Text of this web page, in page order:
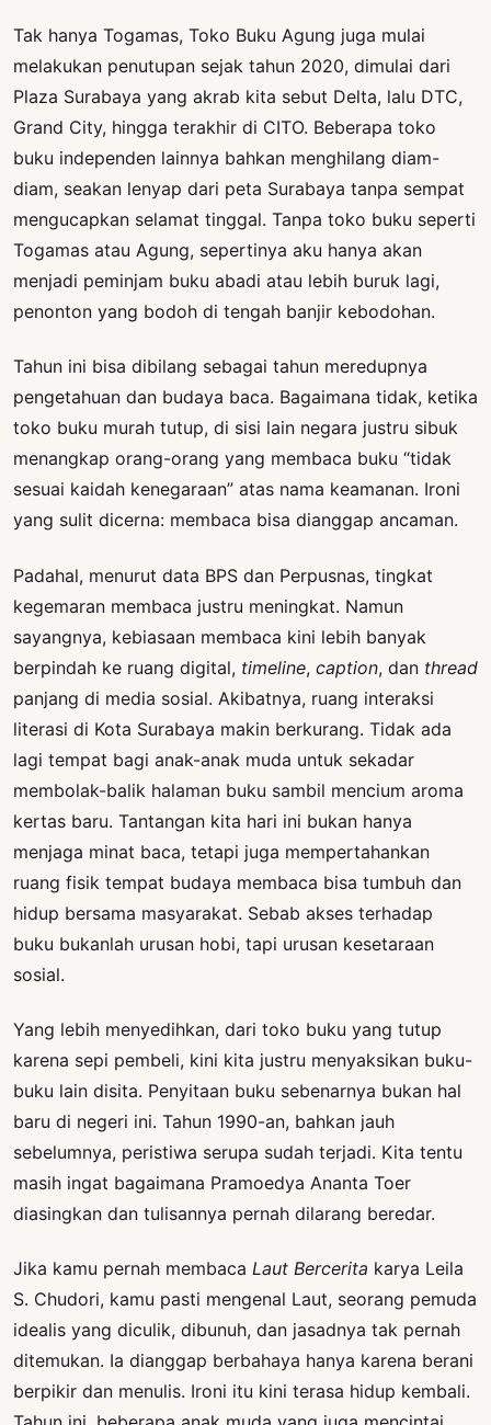
Tak hanya Togamas, Toko Buku Agung juga mulai
melakukan penutupan sejak tahun 2020, dimulai dari
Plaza Surabaya yang akrab kita sebut Delta, lalu DTC,
Grand City, hingga terakhir di CITO. Beberapa toko
buku independen lainnya bahkan menghilang diam-
diam, seakan lenyap dari peta Surabaya tanpa sempat
mengucapkan selamat tinggal. Tanpa toko buku seperti
Togamas atau Agung, sepertinya aku hanya akan
menjadi peminjam buku abadi atau lebih buruk lagi,
penonton yang bodoh di tengah banjir kebodohan.
Tahun ini bisa dibilang sebagai tahun meredupnya
pengetahuan dan budaya baca. Bagaimana tidak, ketika
toko buku murah tutup, di sisi lain negara justru sibuk
menangkap orang-orang yang membaca buku “tidak
sesuai kaidah kenegaraan” atas nama keamanan. Ironi
yang sulit dicerna: membaca bisa dianggap ancaman.
Padahal, menurut data BPS dan Perpusnas, tingkat
kegemaran membaca justru meningkat. Namun
sayangnya, kebiasaan membaca kini lebih banyak
berpindah ke ruang digital, timeline, caption, dan thread
panjang di media sosial. Akibatnya, ruang interaksi
literasi di Kota Surabaya makin berkurang. Tidak ada
lagi tempat bagi anak-anak muda untuk sekadar
membolak-balik halaman buku sambil mencium aroma
kertas baru. Tantangan kita hari ini bukan hanya
menjaga minat baca, tetapi juga mempertahankan
ruang fisik tempat budaya membaca bisa tumbuh dan
hidup bersama masyarakat. Sebab akses terhadap
buku bukanlah urusan hobi, tapi urusan kesetaraan
sosial.
Yang lebih menyedihkan, dari toko buku yang tutup
karena sepi pembeli, kini kita justru menyaksikan buku-
buku lain disita. Penyitaan buku sebenarnya bukan hal
baru di negeri ini. Tahun 1990-an, bahkan jauh
sebelumnya, peristiwa serupa sudah terjadi. Kita tentu
masih ingat bagaimana Pramoedya Ananta Toer
diasingkan dan tulisannya pernah dilarang beredar.
Jika kamu pernah membaca Laut Bercerita karya Leila
S. Chudori, kamu pasti mengenal Laut, seorang pemuda
idealis yang diculik, dibunuh, dan jasadnya tak pernah
ditemukan. Ia dianggap berbahaya hanya karena berani
berpikir dan menulis. Ironi itu kini terasa hidup kembali.